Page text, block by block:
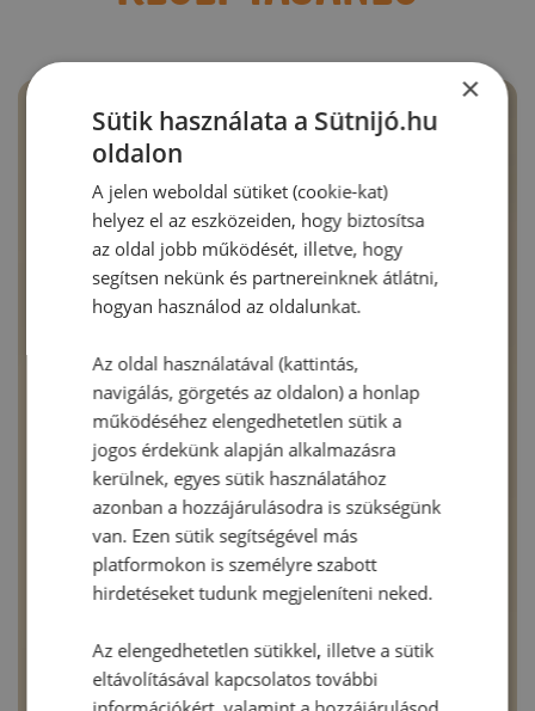
×
Sütik használata a Sütnijó.hu
oldalon
A jelen weboldal sütiket (cookie-kat)
helyez el az eszközeiden, hogy biztosítsa
az oldal jobb működését, illetve, hogy
segítsen nekünk és partnereinknek átlátni,
hogyan használod az oldalunkat.
Az oldal használatával (kattintás,
navigálás, görgetés az oldalon) a honlap
működéséhez elengedhetetlen sütik a
jogos érdekünk alapján alkalmazásra
kerülnek, egyes sütik használatához
azonban a hozzájárulásodra is szükségünk
van. Ezen sütik segítségével más
platformokon is személyre szabott
hirdetéseket tudunk megjeleníteni neked.
Az elengedhetetlen sütikkel, illetve a sütik
eltávolításával kapcsolatos további